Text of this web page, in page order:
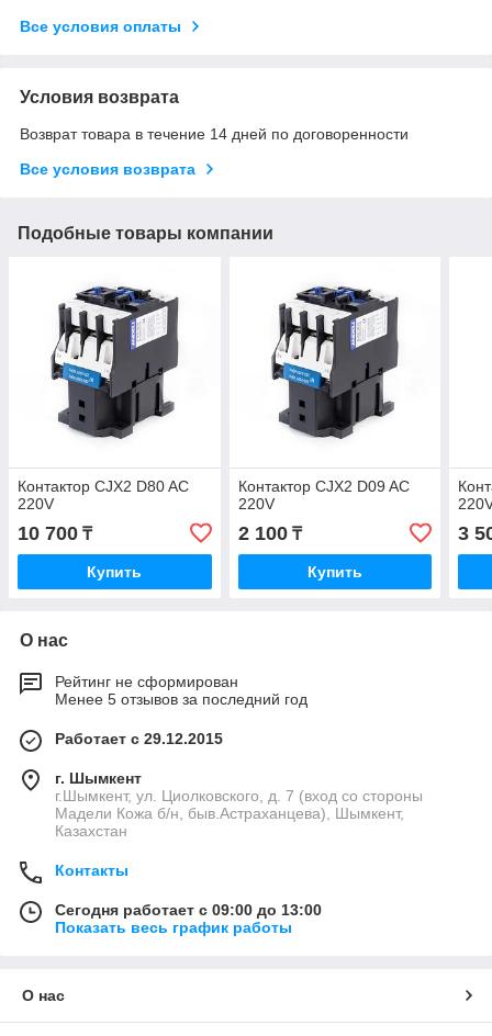
Все условия оплаты
Условия возврата
Возврат товара в течение 14 дней по договоренности
Все условия возврата
Подобные товары компании
Контактор CJX2 D80 AC
220V
10 700 ₸
Купить
Контактор CJX2 D09 AC
220V
2 100₸
Купить
3
О нас
Рейтинг не сформирован
Менее 5 отзывов за последний год
Работает с 29.12.2015
г. Шымкент
г.Шымкент, ул. Циолковского, д. 7 (вход со стороны
Мадели Кожа б/н, быв.Астраханцева), Шымкент,
Казахстан
Контакты
Сегодня работает с 09:00 до 13:00
Показать весь график работы
О нас